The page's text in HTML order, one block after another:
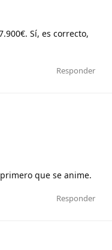
Sí, es correcto,
Responder
que se anime.
Responder